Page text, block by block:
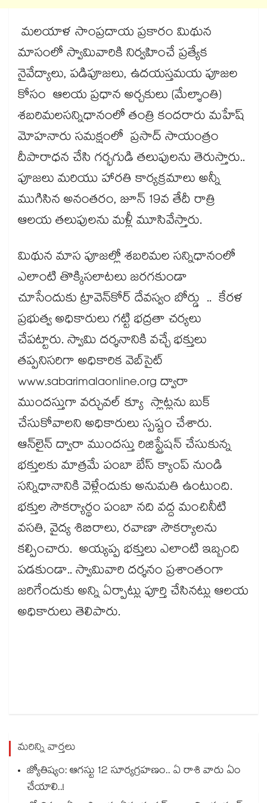
మలయాళ సాంప్రదాయ ప్రకారం మిథున
మాసంలో స్వామివారికి నిర్వహించే ప్రత్యేక
నైవేద్యాలు, పడిపూజలు, ఉదయస్తమయ పూజల
కోసం ఆలయ ప్రధాన అర్చకులు (మేల్శాంతి)
శబరిమలసన్నిధానంలో తంత్రి కందరారు మహేష్
మోహనారు సమక్షంలో ప్రసాద్ సాయంత్రం
దీపారాధన చేసి గర్భగుడి తలుపులను తెరుస్తారు..
పూజలు మరియు హారతి కార్యక్రమాలు అన్నీ
ముగిసిన అనంతరం, జూన్ 19వ తేదీ రాత్రి
ఆలయ తలుపులను మళ్లీ మూసివేస్తారు.
మిథున మాస పూజల్లో శబరిమల సన్నిధానంలో
ఎలాంటి తొక్కిసలాటలు జరగకుండా
చూసేందుకు ట్రావెన్‌కోర్ దేవస్వం బోర్డు .. కేరళ
ప్రభుత్వ అధికారులు గట్టి భద్రతా చర్యలు
చేపట్టారు. స్వామి దర్శనానికి వచ్చే భక్తులు
తప్పనిసరిగా అధికారిక వెబ్‌సైట్
www.sabarimalaonline.org ద్వారా
ముందస్తుగా వర్చువల్ క్యూ స్లాట్లను బుక్
చేసుకోవాలని అధికారులు స్పష్టం చేశారు.
ఆన్‌లైన్ ద్వారా ముందస్తు రిజిస్ట్రేషన్ చేసుకున్న
భక్తులకు మాత్రమే పంబా బేస్ క్యాంప్ నుండి
సన్నిధానానికి వెళ్లేందుకు అనుమతి ఉంటుంది.
భక్తుల సౌకర్యార్థం పంబా నది వద్ద మంచినీటి
వసతి, వైద్య శిబిరాలు, రవాణా సౌకర్యాలను
కల్పించారు. అయ్యప్ప భక్తులు ఎలాంటి ఇబ్బంది
పడకుండా.. స్వామివారి దర్శనం ప్రశాంతంగా
జరిగేందుకు అన్ని ఏర్పాట్లు పూర్తి చేసినట్లు ఆలయ
అధికారులు తెలిపారు.
మరిన్ని వార్తలు
జ్యోతిష్యం: ఆగస్టు 12 సూర్యగ్రహణం.. ఏ రాశి వారు ఏం
చేయాలి..!